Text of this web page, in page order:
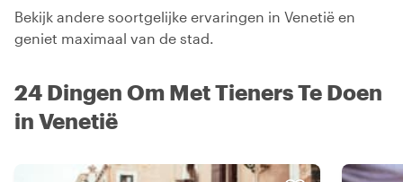
Bekijk andere soortgelijke ervaringen in Venetië en
geniet maximaal van de stad.
24 Dingen Om Met Tieners Te Doen
in Venetië